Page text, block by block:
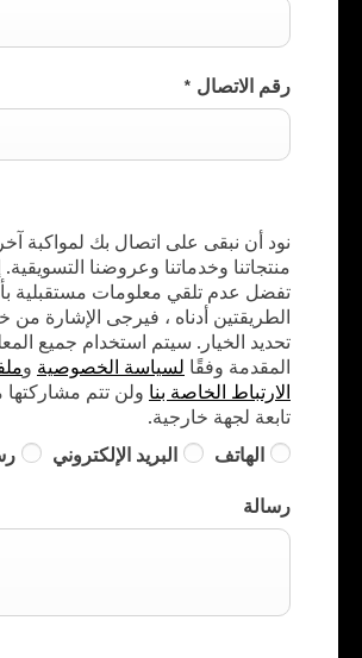
رقم الاتصال *
نود أن نبقى على اتصال بك لمواكبة آخر
منتجاتنا وخدماتنا وعروضنا
تفضل عدم تلقي معلومات مستقبلية
الطريقتين أدناه ، فيرجى الإشارة من
تحديد الخيار. سيتم استخدام جميع
المقدمة وفقًا لسياسة الخصوصية و
الارتباط الخاصة بنا ولن تتم
تابعة لجهة خارجية.
الهاتف
البريد الإلكتروني
رسالة